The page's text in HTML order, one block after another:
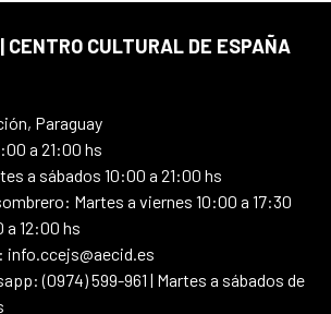
CENTRO CULTURAL DE ESPAÑA
Paraguay
a 21:00 hs
a sábados 10:00 a 21:00 hs
Martes a viernes 10:00 a 17:30
a 12:00 hs
info.ccejs@aecid.es
(0974) 599-961 | Martes a sábados de